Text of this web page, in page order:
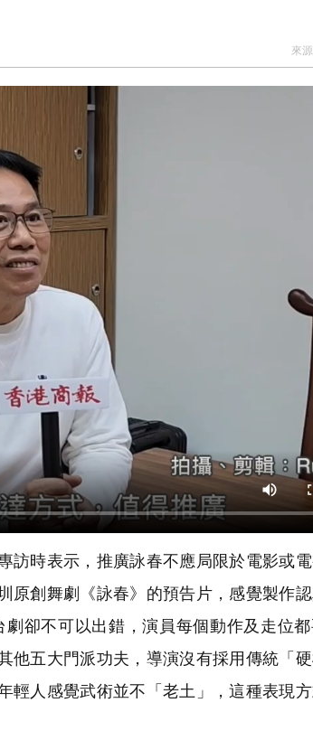
來源
時表示，推廣詠春不應局限於電影或
原創舞劇《詠春》的預告片，感覺製作
卻不可以出錯，演員每個動作及走位
五大門派功夫，導演沒有採用傳統「硬
輕人感覺武術並不「老土」，這種表現